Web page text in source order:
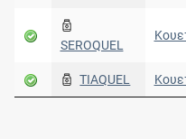
SEROQUEL
TIAQUEL